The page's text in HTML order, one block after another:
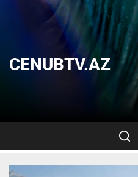
CENUBTV.AZ